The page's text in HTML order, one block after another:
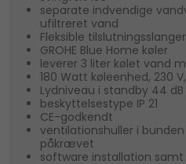
separate indvendige
ufiltreret vand
Fleksible
GROHE Blue Home køler
leverer 3 liter kølet vand
180 Watt køleenhed, 230
Lydniveau i standby 44
beskyttelsestype IP 21
CE-godkendt
ventilationshuller i
påkrævet
software installation